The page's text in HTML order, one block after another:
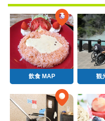
飲食 MAP 観